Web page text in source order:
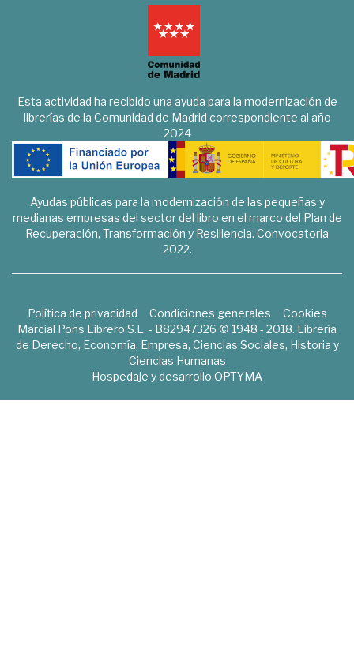
Esta actividad ha recibido una ayuda para la modernización de
librerías de la Comunidad de Madrid correspondiente al año
2024
Ayudas públicas para la modernización de las pequeñas y
medianas empresas del sector del libro en el marco del Plan de
Recuperación, Transformación y Resiliencia. Convocatoria
2022.
Política de privacidad Condiciones generales
Cookies
Marcial Pons Librero S.L. - B82947326 © 1948 - 2018. Librería
de Derecho, Economía, Empresa, Ciencias Sociales, Historia y
Ciencias Humanas
Hospedaje y desarrollo OPTYMA